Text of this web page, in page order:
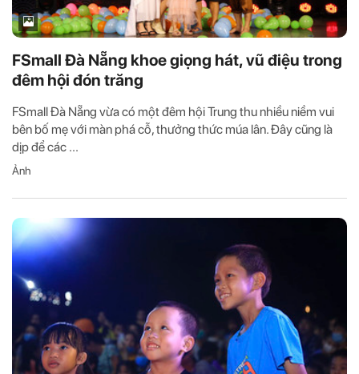
FSmall Đà Nẵng khoe giọng hát, vũ điệu trong
đêm hội đón trăng
FSmall Đà Nẵng vừa có một đêm hội Trung thu nhiều niềm vui
bên bố mẹ với màn phá cỗ, thưởng thức múa lân. Đây cũng là
dịp để các ...
Ảnh